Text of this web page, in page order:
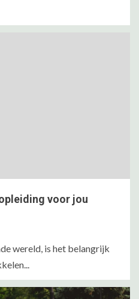
voor jou
wereld, is het belangrijk